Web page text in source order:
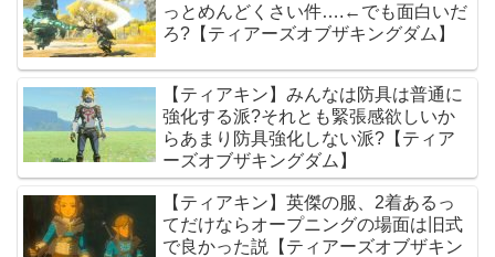
っとめんどくさい件….←でも面白いだ
ろ?【ティアーズオブザキングダム】
【ティアキン】みんなは防具は普通に
強化する派?それとも緊張感欲しいか
らあまり防具強化しない派?【ティア
ーズオブザキングダム】
【ティアキン】英傑の服、2着あるっ
てだけならオープニングの場面は旧式
で良かった説【ティアーズオブザキン